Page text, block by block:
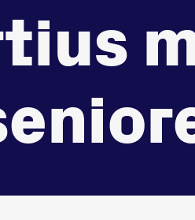
onze
Fitness